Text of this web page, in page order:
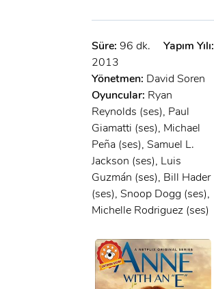
Süre: 96 dk.
Yapım Yılı:
2013
Yönetmen: David Soren
Oyuncular: Ryan
Reynolds (ses), Paul
Giamatti (ses), Michael
Peña (ses), Samuel L.
Jackson (ses), Luis
Guzmán (ses), Bill Hader
(ses), Snoop Dogg (ses),
Michelle Rodriguez (ses)